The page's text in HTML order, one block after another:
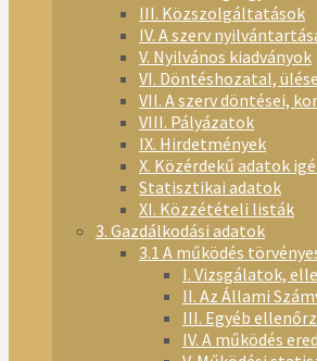
III. Közszolgáltatások
IV. A szerv
V. Nyilvános kiadványok
VI. Döntéshozatal,
VII. A szerv döntései,
VIII. Pályázatok
IX. Hirdetmények
X. Közérdekű adatok
Statisztikai adatok
XI. Közzétételi listák
3. Gazdálkodási adatok
3.1 A működés
I. Vizsgálatok,
II. Az Állami
III. Egyéb
IV. A működés